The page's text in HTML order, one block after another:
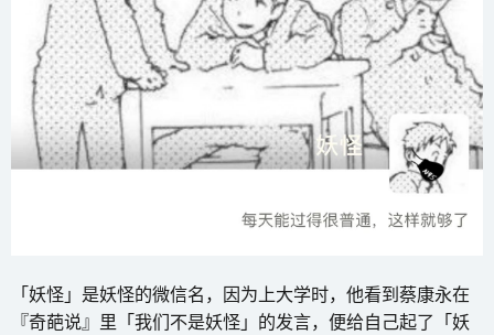
「妖怪」是妖怪的微信名，因为上大学时，他看到蔡康永在
『奇葩说』里「我们不是妖怪」的发言，便给自己起了「妖